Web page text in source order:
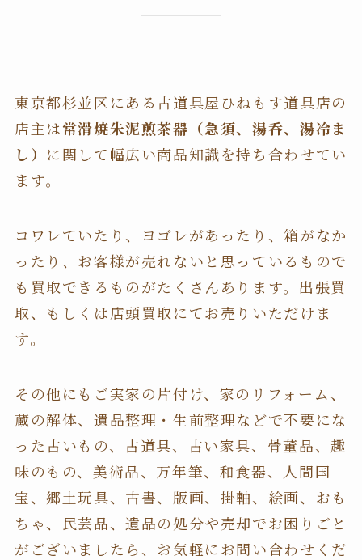
東京都杉並区にある古道具屋ひねもす道具店の
店主は常滑焼朱泥煎茶器（急須、湯呑、湯冷ま
し） に関して幅広い商品知識を持ち合わせてい
ます。
コワレていたり、ヨゴレがあったり、箱がなか
ったり、お客様が売れないと思っているもので
も買取できるものがたくさんあります。出張買
取、もしくは店頭買取にてお売りいただけま
す。
その他にもご実家の片付け、家のリフォーム、
蔵の解体、遺品整理・生前整理などで不要にな
った古いもの、古道具、古い家具、骨董品、趣
味のもの、美術品、万年筆、和食器、人間国
宝、郷土玩具、古書、版画、掛軸、絵画、おも
ちゃ、民芸品、遺品の処分や売却でお困りごと
がございましたら、お気軽にお問い合わせくだ